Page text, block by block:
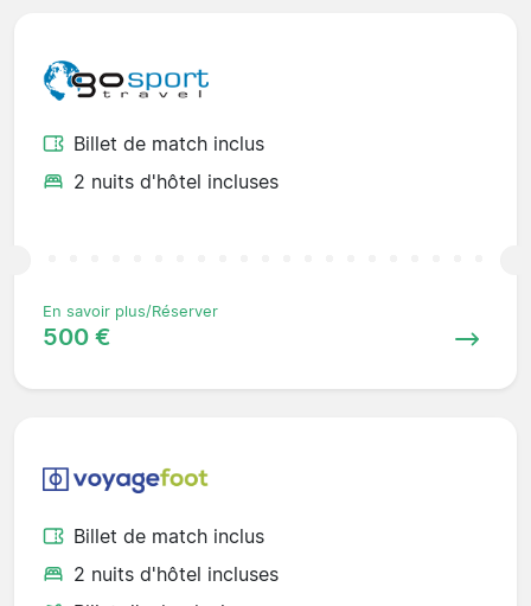
Billet de match inclus
2 nuits d'hôtel incluses
En savoir plus/Réserver
500 €
Billet de match inclus
2 nuits d'hôtel incluses